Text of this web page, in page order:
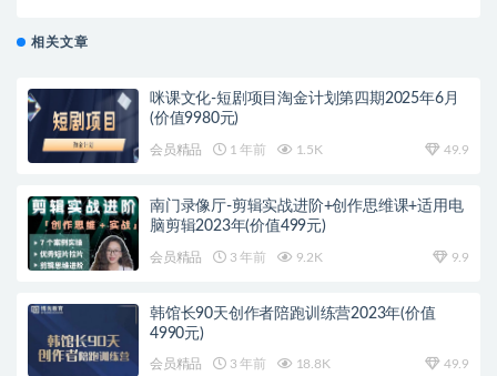
相关文章
咪课文化-短剧项目淘金计划第四期2025年6月
(价值9980元)
会员精品 1 年前 1.5K 49.9
南门录像厅-剪辑实战进阶+创作思维课+适用电
脑剪辑2023年(价值499元)
会员精品 3 年前 9.2K 9.9
韩馆长90天创作者陪跑训练营2023年(价值
4990元)
会员精品 3 年前 18.8K 49.9